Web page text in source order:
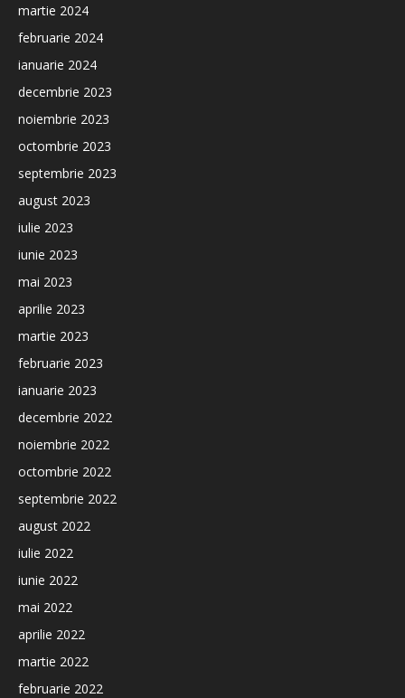
martie 2024
februarie 2024
ianuarie 2024
decembrie 2023
noiembrie 2023
octombrie 2023
septembrie 2023
august 2023
iulie 2023
iunie 2023
mai 2023
aprilie 2023
martie 2023
februarie 2023
ianuarie 2023
decembrie 2022
noiembrie 2022
octombrie 2022
septembrie 2022
august 2022
iulie 2022
iunie 2022
mai 2022
aprilie 2022
martie 2022
februarie 2022